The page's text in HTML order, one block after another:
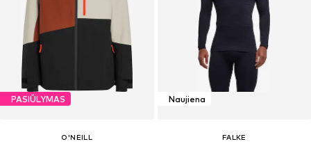
PASIŪLYMAS
O'NEILL
Naujiena
FALKE